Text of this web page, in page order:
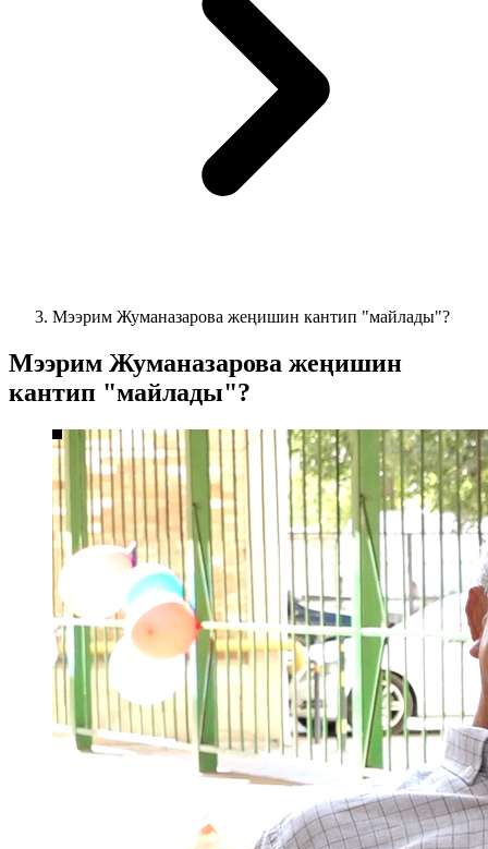
Мээрим Жуманазарова жеңишин кантип "майлады"?
Мээрим Жуманазарова жеңишин
кантип "майлады"?